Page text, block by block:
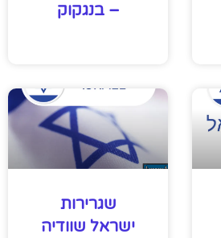
– בנגקוק
שגרירות
ישראל שוודיה